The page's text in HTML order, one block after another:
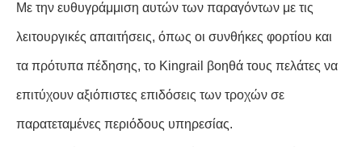
Με την ευθυγράμμιση αυτών των παραγόντων με τις
λειτουργικές απαιτήσεις, όπως οι συνθήκες φορτίου και
τα πρότυπα πέδησης, το Kingrail βοηθά τους πελάτες να
επιτύχουν αξιόπιστες επιδόσεις των τροχών σε
παρατεταμένες περιόδους υπηρεσίας.